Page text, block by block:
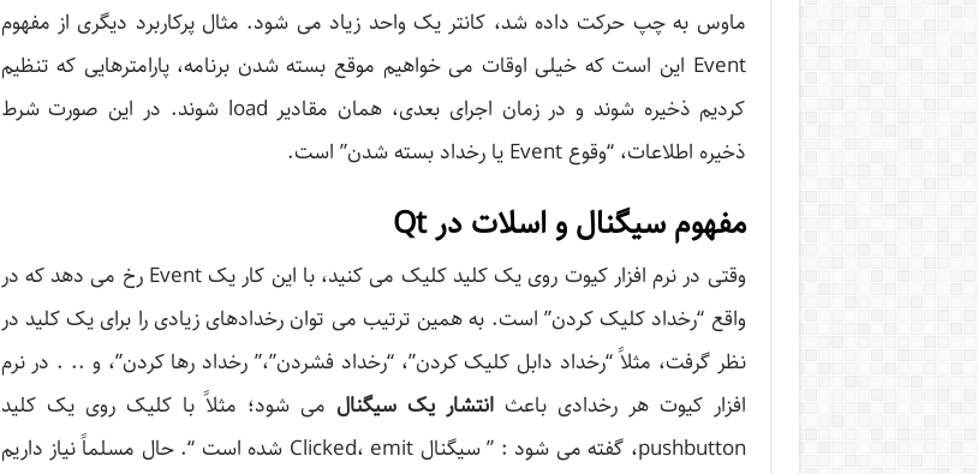
ماوس به چپ حرکت داده شد، کانتر یک واحد زیاد می شود. مثال پرکاربرد دیگری از مفهوم
Event این است که خیلی اوقات می خواهیم موقع بسته شدن برنامه، پارامترهایی که تنظیم
کردیم ذخیره شوند و در زمان اجرای بعدی، همان مقادیر load شوند. در این صورت شرط
ذخیره اطلاعات، “وقوع Event یا رخداد بسته شدن” است.
مفهوم سیگنال و اسلات در Qt
وقتی در نرم افزار کیوت روی یک کلید کلیک می کنید، با این کار یک Event رخ می دهد که در
واقع “رخداد کلیک کردن” است. به همین ترتیب می توان رخدادهای زیادی را برای یک کلید در
نظر گرفت، مثلاً “رخداد دابل کلیک کردن”، “رخداد فشردن”،” رخداد رها کردن”، و .. . در نرم
افزار کیوت هر رخدادی باعثانتشار یک سیگنال می شود؛ مثلاً با کلیک روی یک کلید
pushbutton، گفته می شود : ” سیگنال Clicked، emit شده است “. حال مسلماً نیاز داریم